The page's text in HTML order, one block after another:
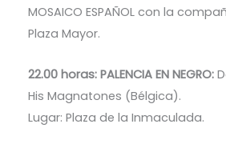
MOSAICO ESPAÑOL con la
Plaza Mayor.
22.00 horas: PALENCIA EN NEGRO:
His Magnatones (Bélgica).
Lugar: Plaza de la Inmaculada.